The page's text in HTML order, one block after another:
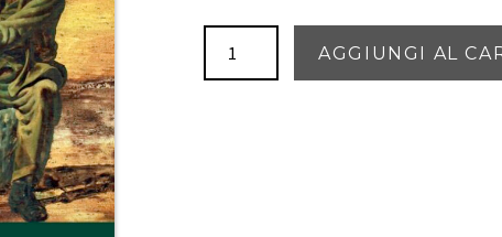
Rousseau
AGGIUNGI AL